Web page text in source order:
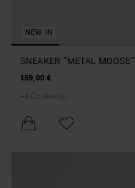
NEW IN
SNEAKER "METAL MOOSE"
BLEU INTENSE EN DAIM
159,00 €
+ 4 Couleur(s)